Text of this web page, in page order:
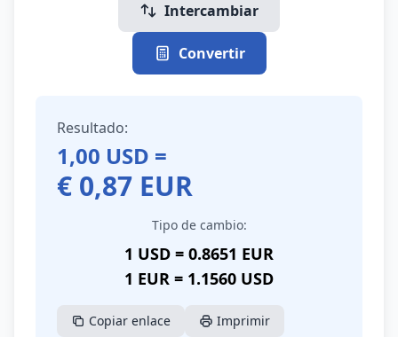
Intercambiar
Convertir
Resultado:
1,00 USD =
€ 0,87 EUR
Tipo de cambio:
1 USD = 0.8651 EUR
1 EUR = 1.1560 USD
Copiar enlace Imprimir